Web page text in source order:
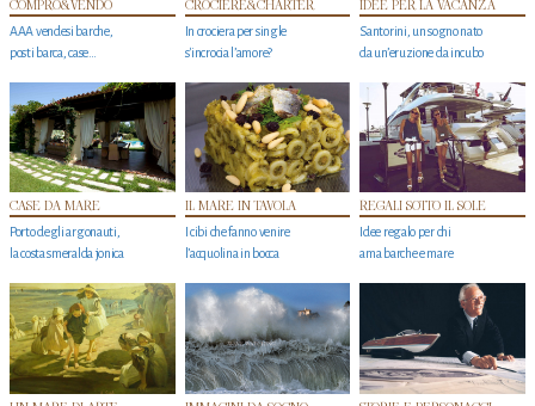
COMPRO&VENDO
AAA vendesi barche,
posti barca, case…
CROCIERE&CHARTER
In crociera per single
s'incrocia l’amore?
IDEE PER LA VACANZA
Santorini, un sogno nato
da un’eruzione da incubo
CASE DA MARE
Porto degli argonauti,
la costa smeralda jonica
IL MARE IN TAVOLA
I cibi che fanno venire
l’acquolina in bocca
REGALI SOTTO IL SOLE
Idee regalo per chi
ama barche e mare